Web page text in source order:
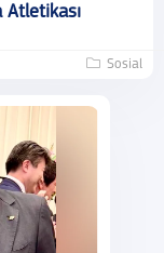
Atletikası
Sosial